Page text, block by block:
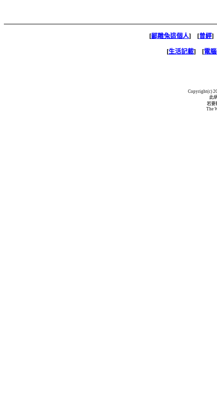
[鄙雕兔這個人] [曾經]
[生活記載] [電
Copyright(c)
此
若要
The